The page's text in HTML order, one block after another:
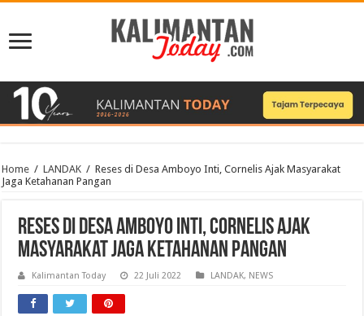
Home / LANDAK / Reses di Desa Amboyo Inti, Cornelis Ajak Masyarakat
Jaga Ketahanan Pangan
Reses di Desa Amboyo Inti, Cornelis Ajak
Masyarakat Jaga Ketahanan Pangan
Kalimantan Today 22 Juli 2022 LANDAK, NEWS